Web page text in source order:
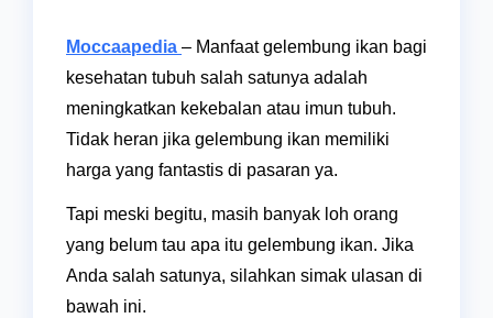
Moccaapedia – Manfaat gelembung ikan bagi
kesehatan tubuh salah satunya adalah
meningkatkan kekebalan atau imun tubuh.
Tidak heran jika gelembung ikan memiliki
harga yang fantastis di pasaran ya.
Tapi meski begitu, masih banyak loh orang
yang belum tau apa itu gelembung ikan. Jika
Anda salah satunya, silahkan simak ulasan di
bawah ini.